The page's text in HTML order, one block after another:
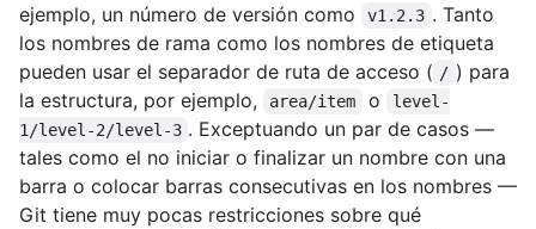
ejemplo, un número de versión como
v1.2.3 . Tanto
los nombres de rama como los nombres de etiqueta
pueden usar el separador de ruta de acceso ( / ) para
la estructura, por ejemplo,
area/item o
level-
1/level-2/level-3 . Exceptuando un par de casos —
tales como el no iniciar o finalizar un nombre con una
barra o colocar barras consecutivas en los nombres —
Git tiene muy pocas restricciones sobre qué